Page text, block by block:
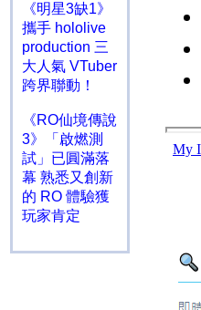
《明星3缺1》
攜手 hololive
production 三
大人氣 VTuber
跨界聯動！
《RO仙境傳說
3》「啟燃測
試」已圓滿落
幕 熟悉又創新
的 RO 體驗獲
玩家肯定